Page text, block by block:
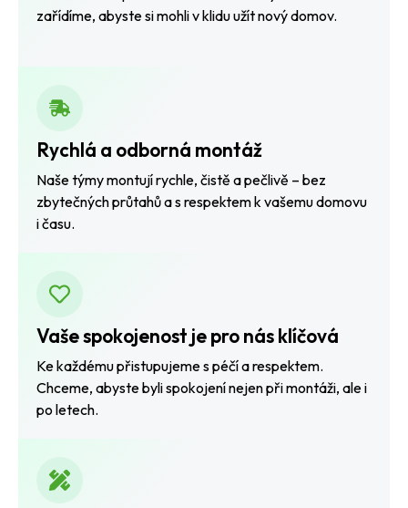
zařídíme, abyste si mohli v klidu užít nový domov.
Rychlá a odborná montáž
Naše týmy montují rychle, čistě a pečlivě – bez
zbytečných průtahů a s respektem k vašemu domovu
i času.
Vaše spokojenost je pro nás klíčová
Ke každému přistupujeme s péčí a respektem.
Chceme, abyste byli spokojení nejen při montáži, ale i
po letech.